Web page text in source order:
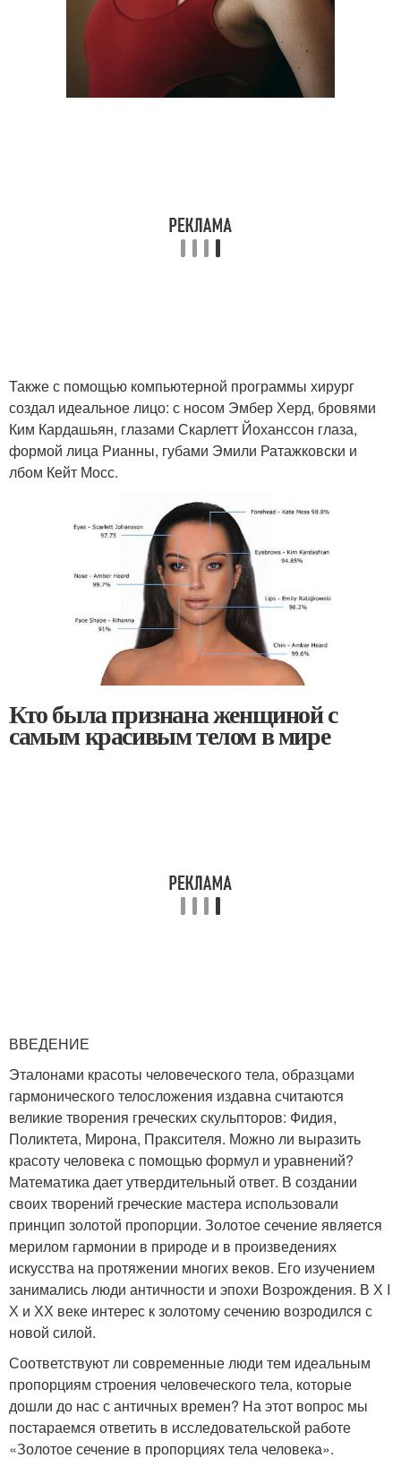
Также с помощью компьютерной программы хирург
создал идеальное лицо: с носом Эмбер Херд, бровями
Ким Кардашьян, глазами Скарлетт Йоханссон глаза,
формой лица Рианны, губами Эмили Ратажковски и
лбом Кейт Мосс.
Кто была признана женщиной с
самым красивым телом в мире
ВВЕДЕНИЕ
Эталонами красоты человеческого тела, образцами
гармонического телосложения издавна считаются
великие творения греческих скульпторов: Фидия,
Поликтета, Мирона, Праксителя. Можно ли выразить
красоту человека с помощью формул и уравнений?
Математика дает утвердительный ответ. В создании
своих творений греческие мастера использовали
принцип золотой пропорции. Золотое сечение является
мерилом гармонии в природе и в произведениях
искусства на протяжении многих веков. Его изучением
занимались люди античности и эпохи Возрождения. В Х I
Х и ХХ веке интерес к золотому сечению возродился с
новой силой.
Соответствуют ли современные люди тем идеальным
пропорциям строения человеческого тела, которые
дошли до нас с античных времен? На этот вопрос мы
постараемся ответить в исследовательской работе
«Золотое сечение в пропорциях тела человека».